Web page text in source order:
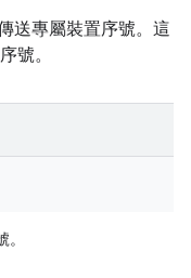
送專屬裝置序號。這
號。